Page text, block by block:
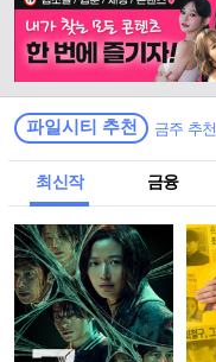
파일시티 추천 금주 추
최신작 금융